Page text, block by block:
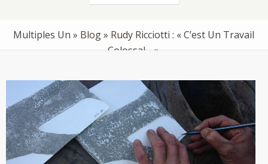
Multiples Un » Blog» Rudy Ricciotti : « C’est Un Travail
Colossal… »